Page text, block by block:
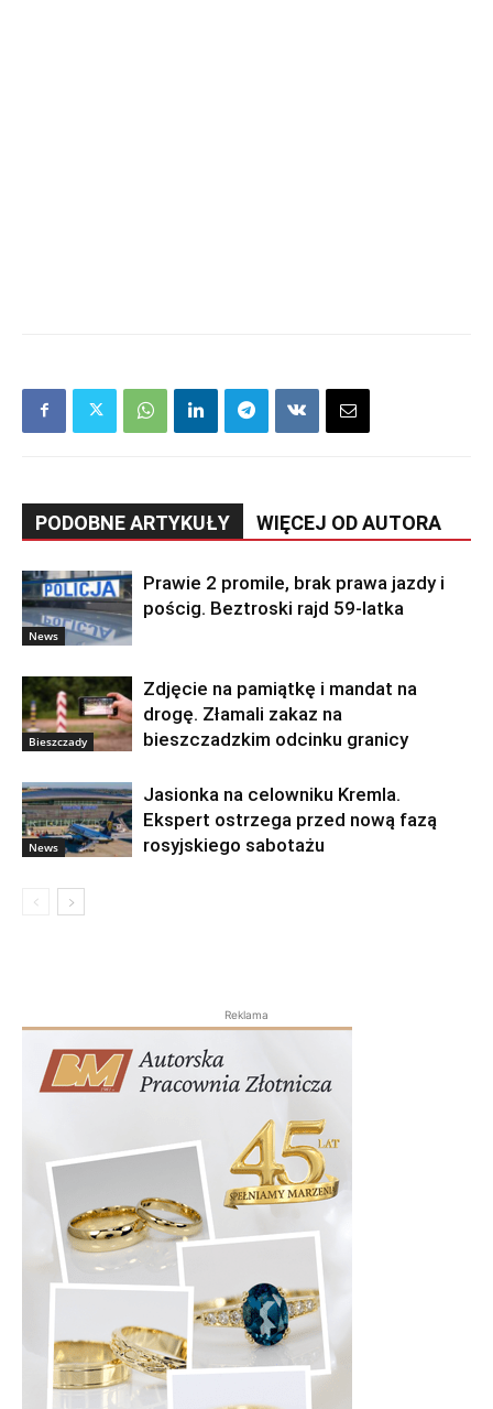
PODOBNE ARTYKUŁY WIĘCEJ OD AUTORA
News
Prawie 2 promile, brak prawa jazdy i
pościg. Beztroski rajd 59-latka
Bieszczady
Zdjęcie na pamiątkę i mandat na
drogę. Złamali zakaz na
bieszczadzkim odcinku granicy
News
Jasionka na celowniku Kremla.
Ekspert ostrzega przed nową fazą
rosyjskiego sabotażu
Reklama